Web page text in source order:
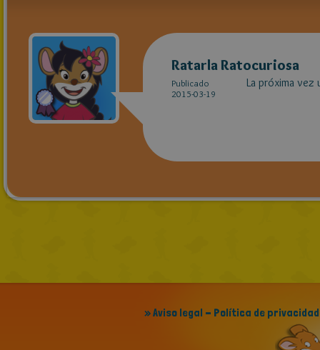
Ratarla Ratocuriosa
Publicado
2015-03-19
La próxima vez
» Aviso legal - Política de privacidad